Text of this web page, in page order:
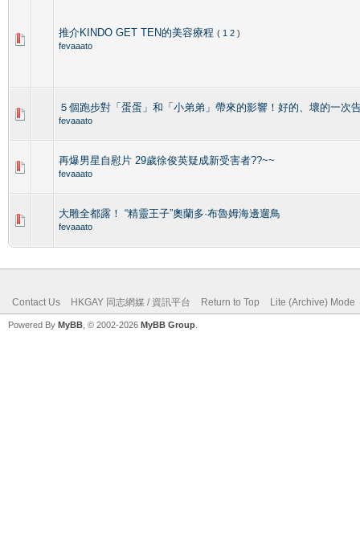
推介KINDO GET TEN的美容療程 ( 1 2 )
fevaaato
５個跑步對「蛋蛋」和「小弟弟」帶來的影響！好的、壞的一次
fevaaato
再爆男星自慰片 29歲徐俊英疑成新受害者??~~
fevaaato
大雕全都露！ “精靈王子”奧蘭多·布魯姆海邊遛鳥
fevaaato
Contact Us HKGAY 同志網媒 / 資訊平台 Return to Top Lite (Archive) Mode
Powered By MyBB , © 2002-2026 MyBB Group